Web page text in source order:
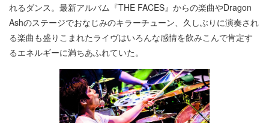
れるダンス。最新アルバム『THE FACES』からの楽曲やDragon
Ashのステージでおなじみのキラーチューン、久しぶりに演奏され
る楽曲も盛りこまれたライヴはいろんな感情を飲みこんで肯定す
るエネルギーに満ちあふれていた。